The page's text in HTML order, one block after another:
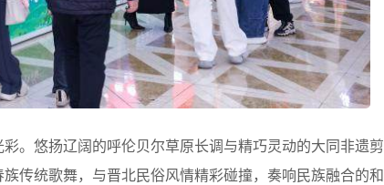
。悠扬辽阔的呼伦贝尔草原长调与精巧灵动的大同非遗剪
传统歌舞，与晋北民俗风情精彩碰撞，奏响民族融合的和